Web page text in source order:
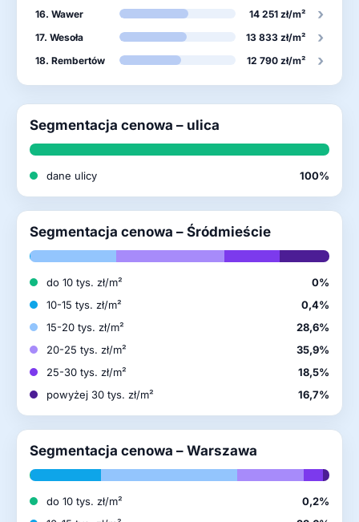
16. Wawer 14 251 zł/m² ›
17. Wesoła 13 833 zł/m² ›
18. Rembertów 12 790 zł/m² ›
Segmentacja cenowa – ulica
dane ulicy 100%
Segmentacja cenowa – Śródmieście
do 10 tys. zł/m²
0%
10-15 tys. zł/m²
0,4%
15-20 tys. zł/m²
28,6%
20-25 tys. zł/m²
35,9%
25-30 tys. zł/m²
18,5%
powyżej 30 tys. zł/m²
16,7%
Segmentacja cenowa – Warszawa
do 10 tys. zł/m²
0,2%